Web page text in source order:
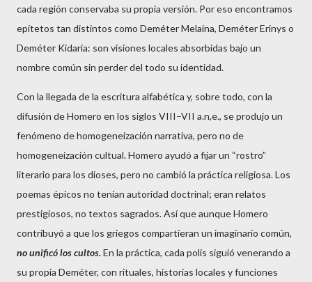
cada región conservaba su propia versión. Por eso encontramos
epítetos tan distintos como Deméter Melaina, Deméter Erinys o
Deméter Kidaria: son visiones locales absorbidas bajo un
nombre común sin perder del todo su identidad.
Con la llegada de la escritura alfabética y, sobre todo, con la
difusión de Homero en los siglos VIII–VII a.n,e., se produjo un
fenómeno de homogeneización narrativa, pero no de
homogeneización cultual. Homero ayudó a fijar un “rostro”
literario para los dioses, pero no cambió la práctica religiosa. Los
poemas épicos no tenían autoridad doctrinal; eran relatos
prestigiosos, no textos sagrados. Así que aunque Homero
contribuyó a que los griegos compartieran un imaginario común,
no unificó los cultos.En la práctica, cada polis siguió venerando a
su propia Deméter, con rituales, historias locales y funciones